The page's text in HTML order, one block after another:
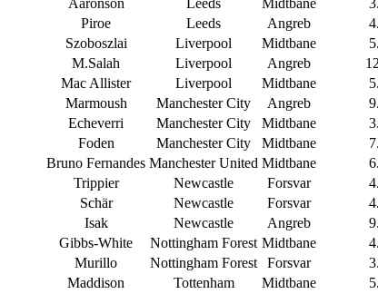
Aaronson
Leeds Midtbane
Piroe
Leeds Angreb
Szoboszlai
Liverpool Midtbane
M.Salah
Liverpool Angreb
Mac Allister
Liverpool Midtbane
Marmoush
Manchester City Angreb
Echeverri
Manchester City Midtbane
Foden
Manchester City Midtbane
Bruno Fernandes Manchester United Midtbane
Trippier
Newcastle Forsvar
Schär
Newcastle Forsvar
Isak
Newcastle Angreb
Gibbs-White
Nottingham Forest Midtbane
Murillo
Nottingham Forest Forsvar
Maddison
Tottenham Midtbane